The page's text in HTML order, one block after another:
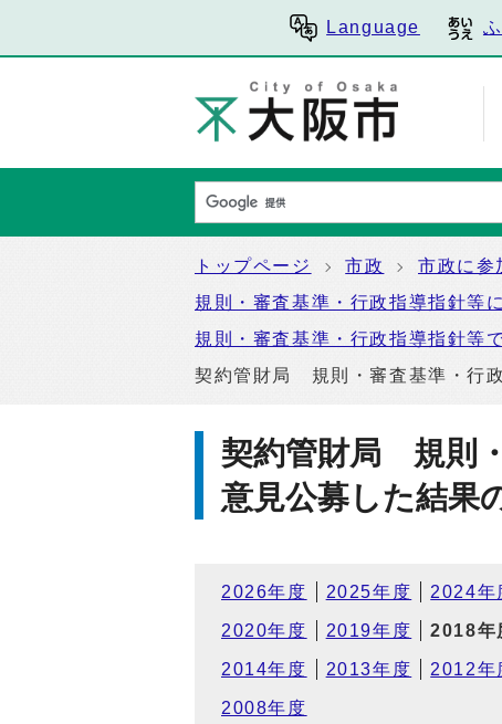
Language
トップページ 市政 市政に参
規則・審査基準・行政指導指針等
規則・審査基準・行政指導指針等
契約管財局 規則・審査基準・行
契約管財局 規則
意見公募した結果
2026年度 2025年度 2024年
2020年度 2019年度 2018年
2014年度 2013年度 2012年
2008年度